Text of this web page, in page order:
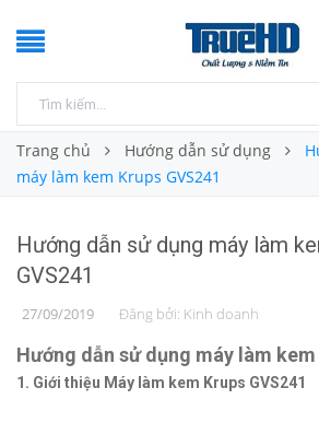
Trang chủ Hướng dẫn sử dụng
máy làm kem Krups GVS241
Hướng dẫn sử dụng máy làm
GVS241
27/09/2019 Đăng bởi: Kinh doanh
Hướng dẫn sử dụng máy làm kem
1. Giới thiệu Máy làm kem Krups GVS241